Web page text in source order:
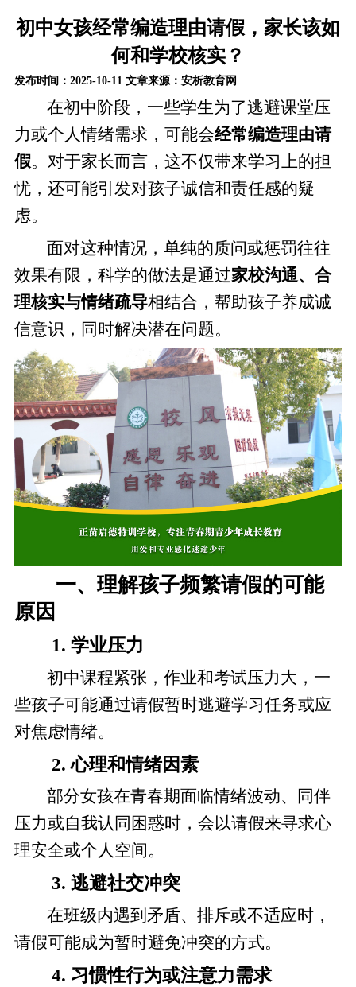
初中女孩经常编造理由请假，家长该如
何和学校核实？
发布时间：2025-10-11 文章来源：安析教育网
在初中阶段，一些学生为了逃避课堂压
力或个人情绪需求，可能会经常编造理由请
假。对于家长而言，这不仅带来学习上的担
忧，还可能引发对孩子诚信和责任感的疑
虑。
面对这种情况，单纯的质问或惩罚往往
效果有限，科学的做法是通过家校沟通、合
理核实与情绪疏导相结合，帮助孩子养成诚
信意识，同时解决潜在问题。
一、理解孩子频繁请假的可能
原因
1. 学业压力
初中课程紧张，作业和考试压力大，一
些孩子可能通过请假暂时逃避学习任务或应
对焦虑情绪。
2. 心理和情绪因素
部分女孩在青春期面临情绪波动、同伴
压力或自我认同困惑时，会以请假来寻求心
理安全或个人空间。
3. 逃避社交冲突
在班级内遇到矛盾、排斥或不适应时，
请假可能成为暂时避免冲突的方式。
4. 习惯性行为或注意力需求